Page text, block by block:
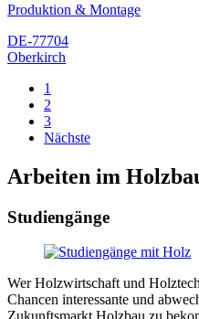
Produktion & Montage
DE-77704
Oberkirch
1
2
3
Nächste
Arbeiten im
Studiengänge
Wer Holzwirtschaft und
Chancen interessante und